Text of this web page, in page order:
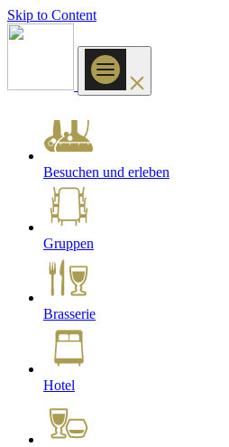
Skip to Content
Besuchen und erleben
Gruppen
Brasserie
Hotel